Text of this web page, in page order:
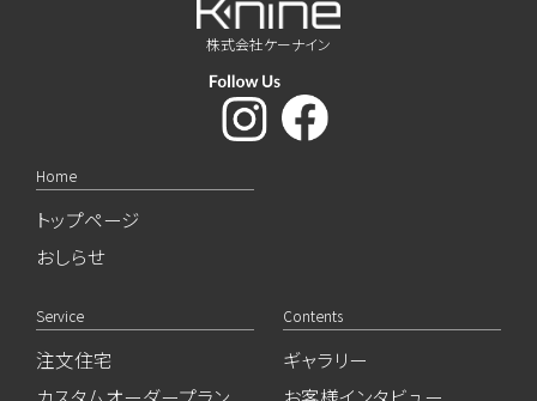
株式会社ケーナイン
Home
トップページ
おしらせ
Service
注文住宅
Contents
ギャラリー